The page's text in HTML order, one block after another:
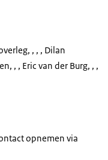
, , , , Dilan
, , Eric van der Burg, , ,
opnemen via